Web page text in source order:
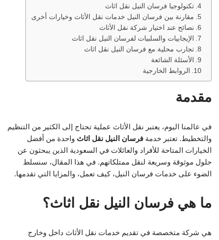
تكنولوجيا فرسان النيل نقل اثاث
مقارنة بين فرسان النيل خدمات نقل الأثاث وخيارات أخرى
نصائح عند اختيار شركة نقل الأثاث
الإيجابيات والسلبيات لفرسان النيل نقل اثاث
تجارب محلية مع فرسان النيل نقل اثاث
الأسئلة الشائعة
الروابط الخارجية
مقدمة
في عالمنا اليوم، يعتبر نقل الأثاث عملية تحتاج إلى الكثير من التنظيم
والتخطيط. تعتبر خدمة فرسان النيل نقل اثاث واحدة من أفضل
الخيارات المتاحة للأفراد والعائلات في السعودية الذين يبحثون عن
حلول موثوقة وسريعة لنقل ممتلكاتهم. في هذا المقال، سنسلط
الضوء على خدمات فرسان النيل، كيف تعمل، والمزايا التي تقدمها.
ما هي فرسان النيل نقل اثاث؟
هي شركة متخصصة في تقديم خدمات نقل الأثاث داخل وخارج